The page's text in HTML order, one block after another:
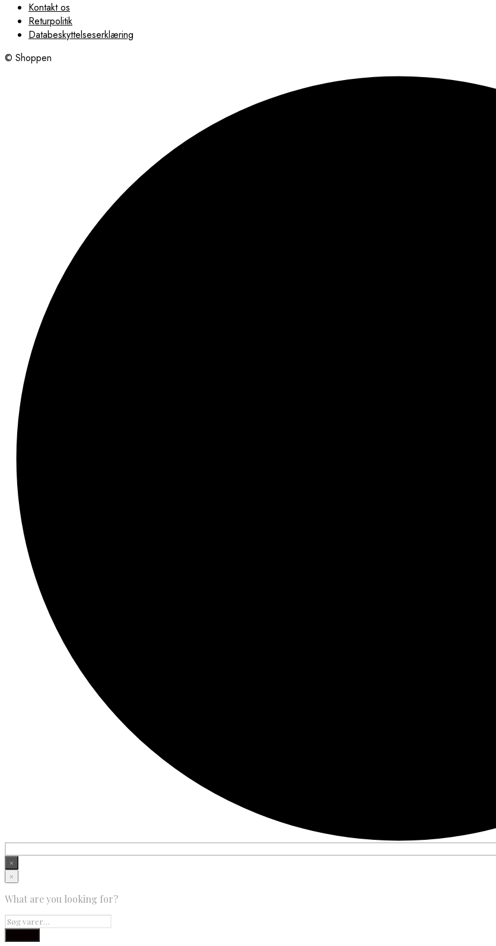
Kontakt os
Returpolitik
Databeskyttelseserklæring
© Shoppen
×
×
What are you looking for?